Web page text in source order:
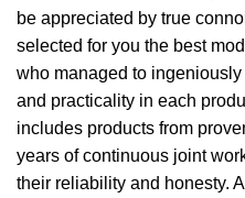
be appreciated by true
selected for you the best
who managed to
and practicality in each
includes products from
years of continuous joint
their reliability and honesty.